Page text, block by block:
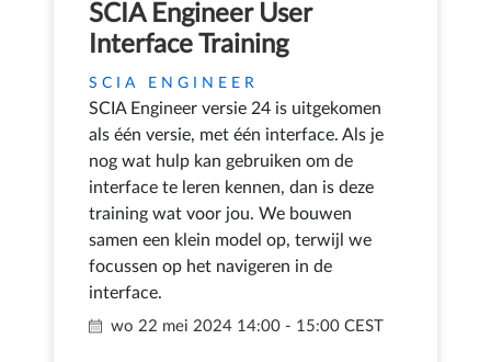
SCIA Engineer User
Interface Training
SCIA ENGINEER
SCIA Engineer versie 24 is uitgekomen
als één versie, met één interface. Als je
nog wat hulp kan gebruiken om de
interface te leren kennen, dan is deze
training wat voor jou. We bouwen
samen een klein model op, terwijl we
focussen op het navigeren in de
interface.
wo 22 mei 2024 14:00 - 15:00 CEST